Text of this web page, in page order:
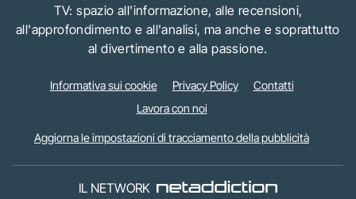
TV: spazio all'informazione, alle recensioni,
all'approfondimento e all'analisi, ma anche e soprattutto
al divertimento e alla passione.
Informativa sui cookie Privacy Policy
Contatti
Lavora con noi
Aggiorna le impostazioni di tracciamento della pubblicità
IL NETWORK